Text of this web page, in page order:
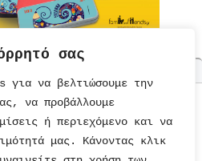
σας
για να βελτιώσουμε την
να προβάλλουμε
ή περιεχόμενο και να
μας. Κάνοντας κλικ
ΕΚΠΑΙΔΕΥΣΗ
ΔΙΑΤΡΟΦΗ
ΨΥΥΧΑΓΩΓΙΑ
ΠΑΡΑΜΥΘΙΑ
ΤΕΤΡΑΔΙΑ